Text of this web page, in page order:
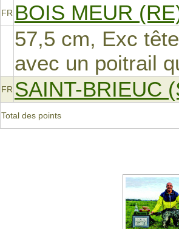
FR BOIS MEUR
57,5 cm, Exc
avec un poitrail
FR SAINT-BRIEUC
Total des points